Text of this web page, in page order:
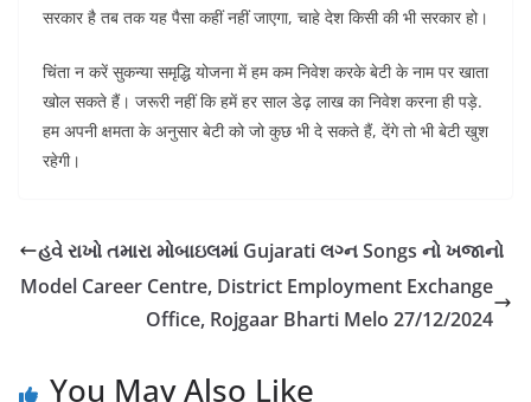
सरकार है तब तक यह पैसा कहीं नहीं जाएगा, चाहे देश किसी की भी सरकार हो।
चिंता न करें सुकन्या समृद्धि योजना में हम कम निवेश करके बेटी के नाम पर खाता
खोल सकते हैं। जरूरी नहीं कि हमें हर साल डेढ़ लाख का निवेश करना ही पड़े.
हम अपनी क्षमता के अनुसार बेटी को जो कुछ भी दे सकते हैं, देंगे तो भी बेटी खुश
रहेगी।
હવે રાખો તમારા મોબાઇલમાં Gujarati લગ્ન Songs નો ખજાનો
Model Career Centre, District Employment Exchange
Office, Rojgaar Bharti Melo 27/12/2024
You May Also Like